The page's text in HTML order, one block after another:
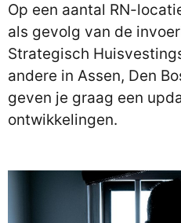
Op een aantal RN-
als gevolg van de
Strategisch
andere in Assen, Den
geven je graag een
ontwikkelingen.